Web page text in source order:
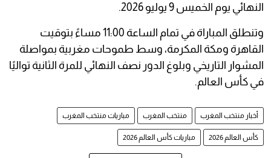
النهائي يوم الخميس 9 يوليو 2026.
وتنطلق المباراة في تمام الساعة 11:00 مساءً بتوقيت
القاهرة ومكة المكرمة، وسط طموحات مغربية بمواصلة
المشوار التاريخي وبلوغ الدور نصف النهائي للمرة الثانية تواليًا
في كأس العالم.
أخبار منتخب المغرب منتخب المغرب مباريات منتخب المغرب
كأس العالم 2026 مباريات كأس العالم 2026